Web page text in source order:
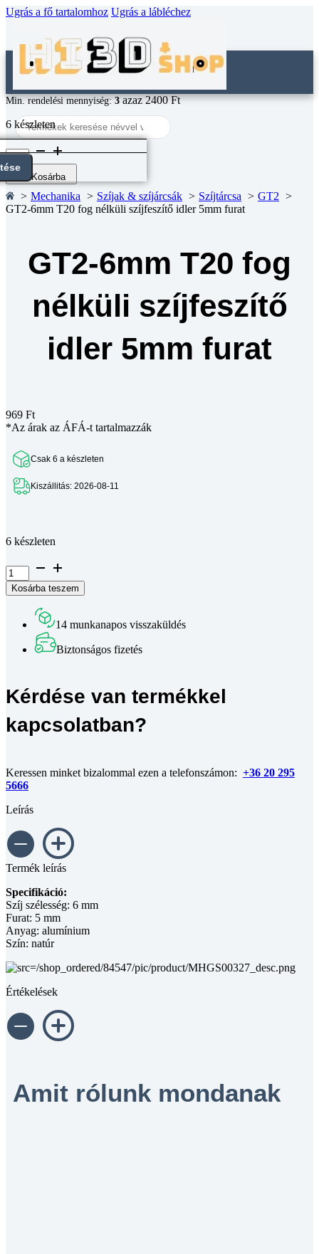
Ugrás a fő tartalomhoz Ugrás a lábléchez
Search
...
Min. rendelési mennyiség:3azaz 2400 Ft
6 készleten
GT2-
6mm
T20
fog
nélküli
szíjfeszítő
mennyiség
Kosárba
Mechanika Szíjak & szíjárcsák Szíjtárcsa
GT2
GT2-6mm T20 fog nélküli szíjfeszítő idler 5mm furat
GT2-6mm T20 fog
nélküli szíjfeszítő
idler 5mm furat
969 Ft
*Az árak az ÁFÁ-t tartalmazzák
Csak 6 a készleten
Kiszállitás: 2026-08-11
6 készleten
GT2-
6mm
T20
nélküli
szíjfeszítő
5mm
Kosárba teszem
14 munkanapos visszaküldés
Biztonságos fizetés
Kérdése van termékkel
kapcsolatban?
Keressen minket bizalommal ezen a telefonszámon: +36 20 295
5666
Leírás
Termék leírás
Specifikáció:
Szíj szélesség: 6 mm
Furat: 5 mm
Anyag: alumínium
Szín: natúr
Értékelések
Amit rólunk mondanak